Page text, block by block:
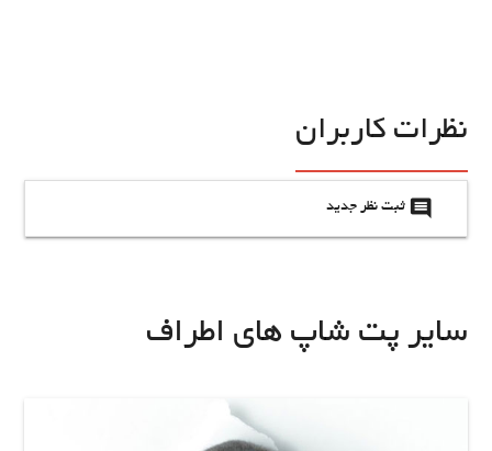
نظرات کاربران
insert_comment ثبت نظر جدید
سایر پت شاپ های اطراف